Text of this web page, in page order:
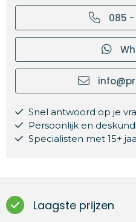
085 -
Snel antwoord op je
Persoonlijk en
Specialisten met 15+
Laagste prijzen